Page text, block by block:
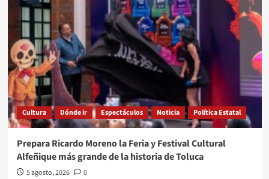
Cultura Dónde ir Espectáculos Noticia Política Estatal
Prepara Ricardo Moreno la Feria y Festival Cultural
Alfeñique más grande de la historia de Toluca
5 agosto, 2026 0